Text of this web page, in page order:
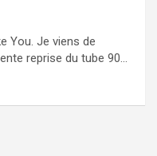
You. Je viens de
reprise du tube 90...